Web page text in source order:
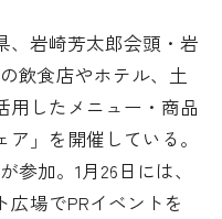
易証明
は岩崎芳太郎会頭・岩
飲食店やホテル、土
用したメニュー・商品
」を開催している。
参加。1月26日には、
場でPRイベントを